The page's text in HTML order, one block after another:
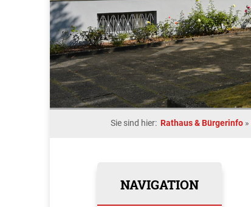
Sie sind hier: Rathaus & Bürgerinfo »
NAVIGATION